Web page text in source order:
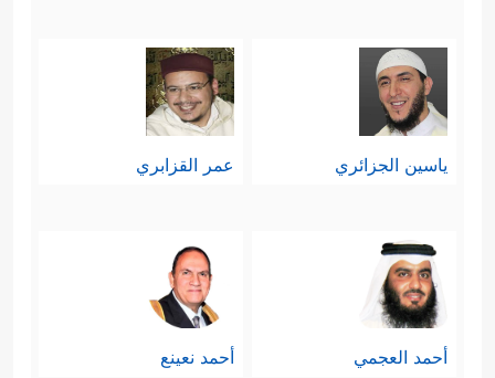
ياسين الجزائري عمر القزابري
أحمد العجمي أحمد نعينع